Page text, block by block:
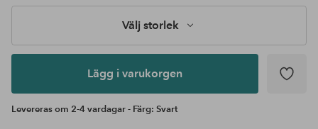
Välj storlek
Lägg i varukorgen
Levereras om 2-4 vardagar - Färg: Svart